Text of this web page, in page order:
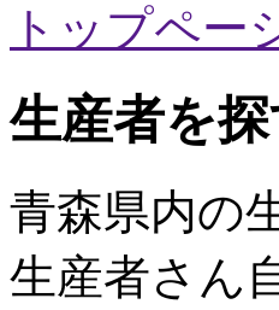
トップペー
生産者を
青森県内の
生産者さん